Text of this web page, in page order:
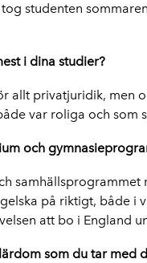
studenten
i dina studier?
allt privatjuridik, men
var roliga och
och
på riktigt, både i
att bo i England
som du tar med